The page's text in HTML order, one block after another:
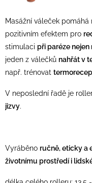
Masážní váleček pomáhá
pozitivním efektem pro
stimulaci při paréze
jeden z válečků nahřát v
např. trénovat
V neposlední řadě je
jizvy.
Vyráběno ručně, eticky a
životnímu prostředí i